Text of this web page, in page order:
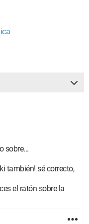
sobre...
también! sé correcto,
el ratón sobre la